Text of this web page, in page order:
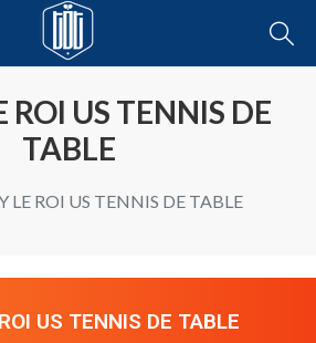
ROI US TENNIS DE
TABLE
LE ROI US TENNIS DE TABLE
US TENNIS DE TABLE